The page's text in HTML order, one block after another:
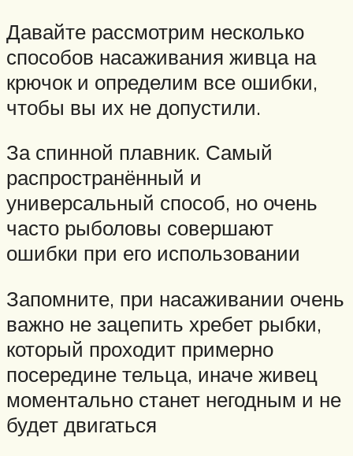
Давайте рассмотрим несколько
способов насаживания живца на
крючок и определим все ошибки,
чтобы вы их не допустили.
За спинной плавник. Самый
распространённый и
универсальный способ, но очень
часто рыболовы совершают
ошибки при его использовании
Запомните, при насаживании очень
важно не зацепить хребет рыбки,
который проходит примерно
посередине тельца, иначе живец
моментально станет негодным и не
будет двигаться